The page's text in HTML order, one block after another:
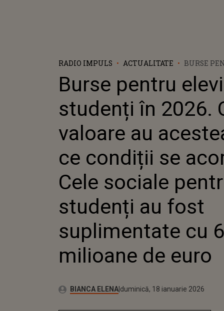
RADIO IMPULS ACTUALITATE
BURSE
VALOARE
ÎN CE
ACORDĂ?
PENTRU
FOST
60 DE
Burse pentru
studenți în 2026.
valoare au
ce condiții se
Cele sociale
studenți au fost
suplimentate cu
milioane de euro
Autor:BIANCA ELENAPublicat:
duminică, 18 ianuarie 2026
Actualizat:
duminică, 18 ianuarie 2026